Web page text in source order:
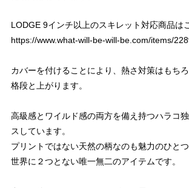
LODGE 9インチ以上のスキレット対応商品は
https://www.what-will-be-will-be.com/items/
カバーを付けることにより、熱さ対策はもち
格段と上がります。
高級感とワイルド感の両方を備え持つハラコ
スしています。
プリントではない天然の柄なのも魅力のひとつ
世界に２つとない唯一無二のアイテムです。